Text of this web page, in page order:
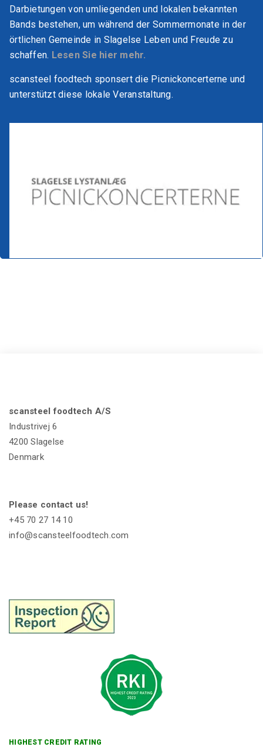
Darbietungen von umliegenden und lokalen bekannten
Bands bestehen, um während der Sommermonate in der
örtlichen Gemeinde in Slagelse Leben und Freude zu
schaffen. Lesen Sie hier mehr.
scansteel foodtech sponsert die Picnickoncerterne und
unterstützt diese lokale Veranstaltung.
scansteel foodtech A/S
Industrivej 6
4200 Slagelse
Denmark
Please contact us!
+45 70 27 14 10
info@scansteelfoodtech.com
HIGHEST CREDIT RATING